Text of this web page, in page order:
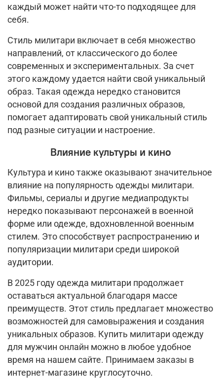
каждый может найти что-то подходящее для
себя.
Стиль милитари включает в себя множество
направлений, от классического до более
современных и экспериментальных. За счет
этого каждому удается найти свой уникальный
образ. Такая одежда нередко становится
основой для создания различных образов,
помогает адаптировать свой уникальный стиль
под разные ситуации и настроение.
Влияние культуры и кино
Культура и кино также оказывают значительное
влияние на популярность одежды милитари.
Фильмы, сериалы и другие медиапродукты
нередко показывают персонажей в военной
форме или одежде, вдохновленной военным
стилем. Это способствует распространению и
популяризации милитари среди широкой
аудитории.
В 2025 году одежда милитари продолжает
оставаться актуальной благодаря массе
преимуществ. Этот стиль предлагает множество
возможностей для самовыражения и создания
уникальных образов. Купить милитари одежду
для мужчин онлайн можно в любое удобное
время на нашем сайте. Принимаем заказы в
интернет-магазине круглосуточно.